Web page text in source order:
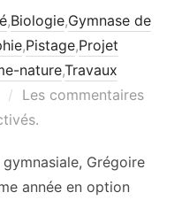
,Biologie,Gymnase de
,Pistage,Projet
nature,Travaux
Les commentaires
Grégoire
année en option